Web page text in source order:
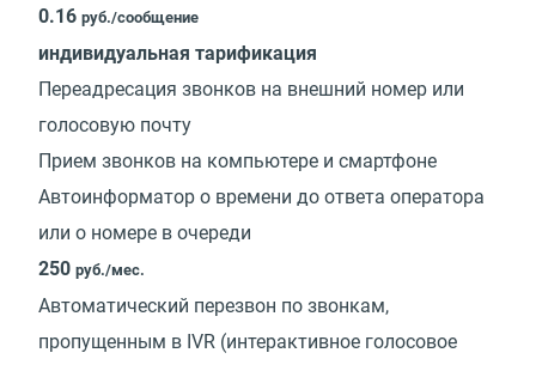
0.16 руб./сообщение
индивидуальная тарификация
Переадресация звонков на внешний номер или
голосовую почту
Прием звонков на компьютере и смартфоне
Автоинформатор о времени до ответа оператора
или о номере в очереди
250 руб./мес.
Автоматический перезвон по звонкам,
пропущенным в IVR (интерактивное голосовое